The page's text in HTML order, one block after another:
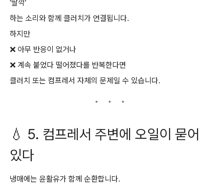
'딸깍'
하는 소리와 함께 클러치가 연결됩니다.
하지만
❌ 아무 반응이 없거나
❌ 계속 붙었다 떨어졌다를 반복한다면
클러치 또는 컴프레서 자체의 문제일 수 있습니다.
💧 5. 컴프레서 주변에 오일이 묻어
있다
냉매에는 윤활유가 함께 순환합니다.